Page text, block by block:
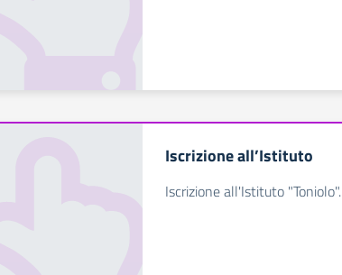
Iscrizione all’Istituto
Iscrizione all'Istituto "Toniolo".